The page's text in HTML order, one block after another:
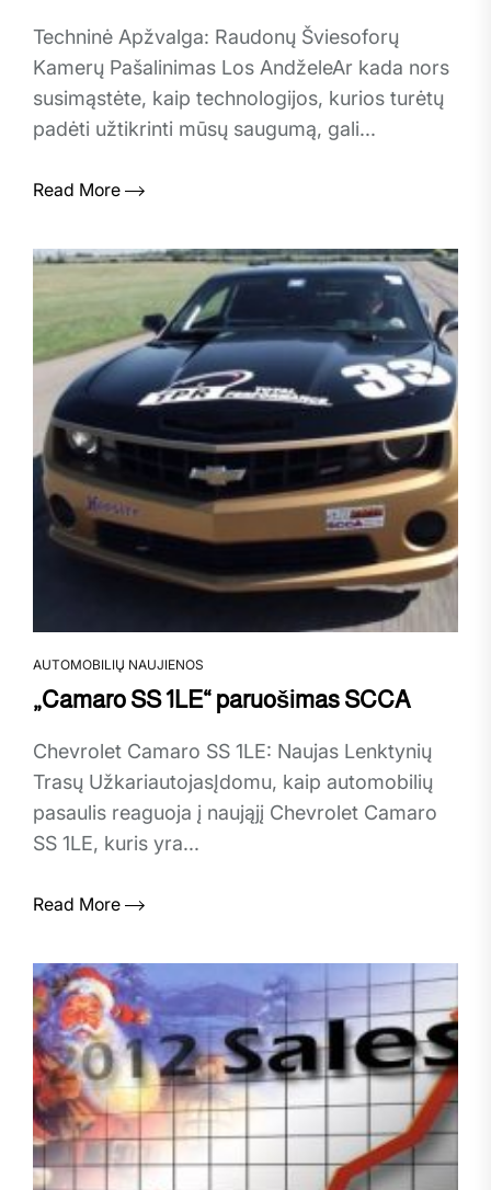
Techninė Apžvalga: Raudonų Šviesoforų
Kamerų Pašalinimas Los AndželeAr kada nors
susimąstėte, kaip technologijos, kurios turėtų
padėti užtikrinti mūsų saugumą, gali...
Read More
AUTOMOBILIŲ NAUJIENOS
„Camaro SS 1LE“ paruošimas SCCA
Chevrolet Camaro SS 1LE: Naujas Lenktynių
Trasų UžkariautojasĮdomu, kaip automobilių
pasaulis reaguoja į naująjį Chevrolet Camaro
SS 1LE, kuris yra...
Read More